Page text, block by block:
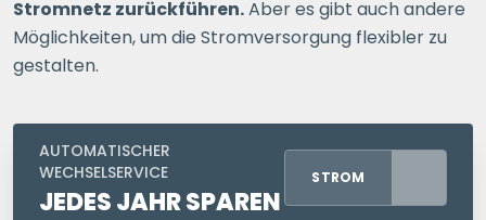
Stromnetz zurückführen.Aber es gibt auch andere
Möglichkeiten, um die Stromversorgung flexibler zu
gestalten.
AUTOMATISCHER
WECHSELSERVICE
JEDES JAHR SPAREN
STROM